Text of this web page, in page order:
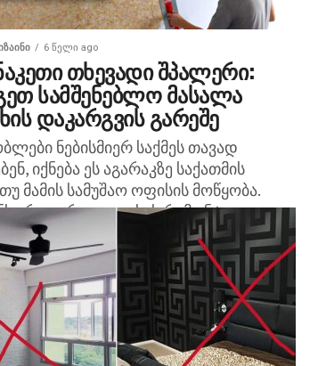
6 წელი ago
თხევადი შპალერი:
სამშენებლო მასალა
დაკარგვის გარეშე
ნებისმიერ საქმეს თავად
იქნება ეს აგარაკზე საქათმის
თუ მამის სამუშაო ოფისის მოწყობა.
ერთ–ერთი ოთახის რემონტი
როცა დედას ვკითხე, სად იყიდეს...